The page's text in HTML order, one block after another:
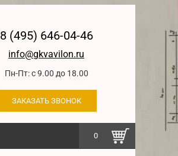
8 (495) 646-04-46
info@gkvavilon.ru
Пн-Пт: с 9.00 до 18.00
ЗАКАЗАТЬ ЗВОНОК
0